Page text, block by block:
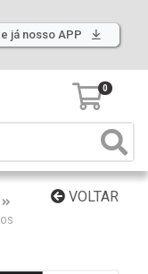
já nosso APP
0
VOLTAR